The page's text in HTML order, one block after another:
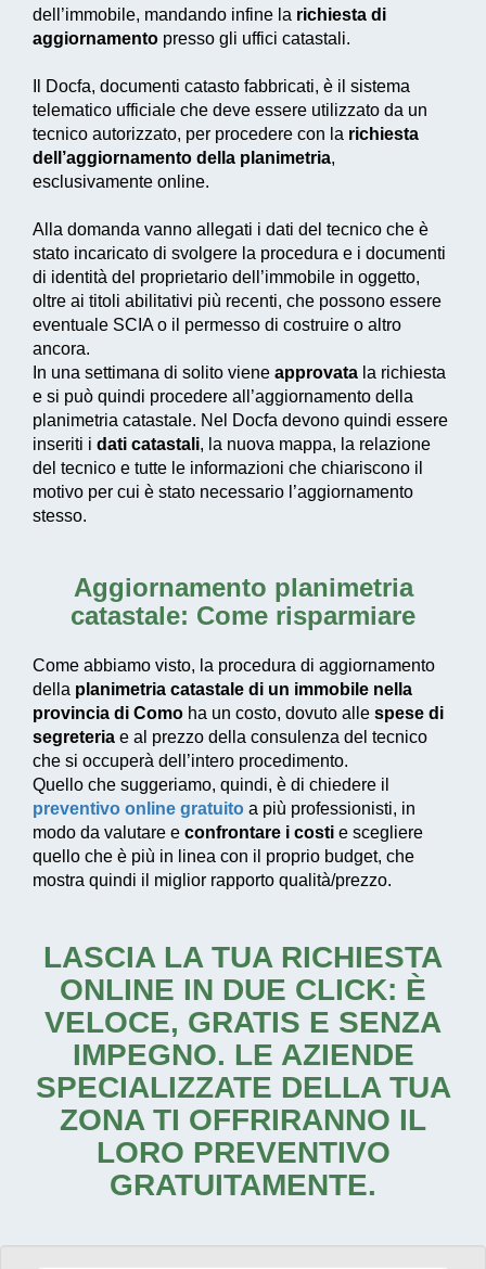
dell’immobile, mandando infine la richiesta di
aggiornamento presso gli uffici catastali.
Docfa, documenti catasto fabbricati, è il sistema
telematico ufficiale che deve essere utilizzato da un
tecnico autorizzato, per procedere con la richiesta
dell’aggiornamento della planimetria,
esclusivamente online.
Alla domanda vanno allegati i dati del tecnico che è
stato incaricato di svolgere la procedura e i documenti
di identità del proprietario dell’immobile in oggetto,
oltre ai titoli abilitativi più recenti, che possono essere
eventuale SCIA o il permesso di costruire o altro
ancora.
In una settimana di solito viene approvata la richiesta
e si può quindi procedere all’aggiornamento della
planimetria catastale. Nel Docfa devono quindi essere
inseriti i dati catastali, la nuova mappa, la relazione
del tecnico e tutte le informazioni che chiariscono il
motivo per cui è stato necessario l’aggiornamento
stesso.
Aggiornamento planimetria
catastale: Come risparmiare
Come abbiamo visto, la procedura di aggiornamento
della planimetria catastale di un immobile nella
provincia di Como ha un costo, dovuto alle spese di
segreteria e al prezzo della consulenza del tecnico
che si occuperà dell’intero procedimento.
Quello che suggeriamo, quindi, è di chiedere il
preventivo online gratuito a più professionisti, in
modo da valutare e confrontare i costi e scegliere
quello che è più in linea con il proprio budget, che
mostra quindi il miglior rapporto qualità/prezzo.
LASCIA LA TUA RICHIESTA
ONLINE IN DUE CLICK: È
VELOCE, GRATIS E SENZA
IMPEGNO. LE AZIENDE
SPECIALIZZATE DELLA TUA
ZONA TI OFFRIRANNO IL
LORO PREVENTIVO
GRATUITAMENTE.